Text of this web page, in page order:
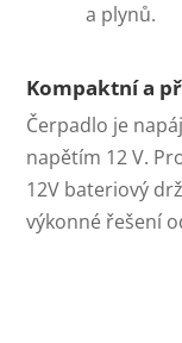
a plynů.
Kompaktní a
Čerpadlo je
napětím 12 V.
12V bateriový
výkonné řešení